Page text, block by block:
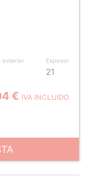
exterior Espesor
21
€ IVA INCLUIDO